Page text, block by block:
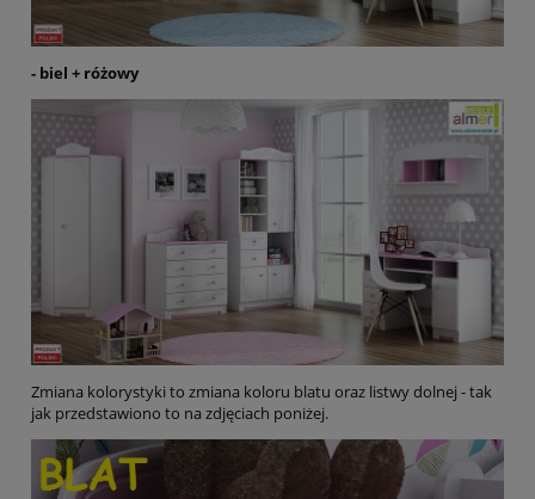
- biel + różowy
Zmiana kolorystyki to zmiana koloru blatu oraz listwy dolnej - tak
jak przedstawiono to na zdjęciach poniżej.